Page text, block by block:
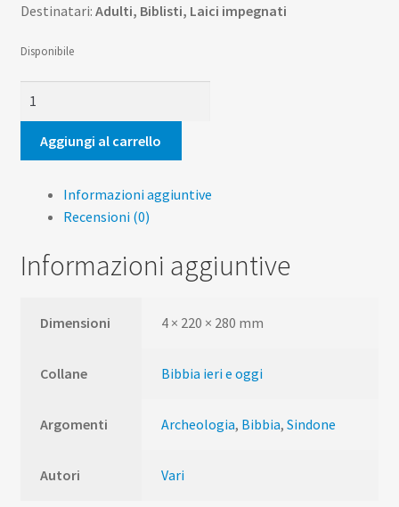
Destinatari: Adulti, Biblisti, Laici impegnati
Disponibile
oggi.
quantità
Aggiungi al carrello
Informazioni aggiuntive
Recensioni (0)
Informazioni aggiuntive
Dimensioni 4 × 220 × 280 mm
Collane Bibbia ieri e oggi
Argomenti Archeologia, Bibbia,Sindone
Autori Vari